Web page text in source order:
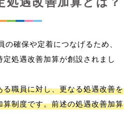
の確保や定着につなげるため、
処遇改善加算が創設されまし
る職員に対し、更なる処遇改善を
算制度です。前述の処遇改善加算